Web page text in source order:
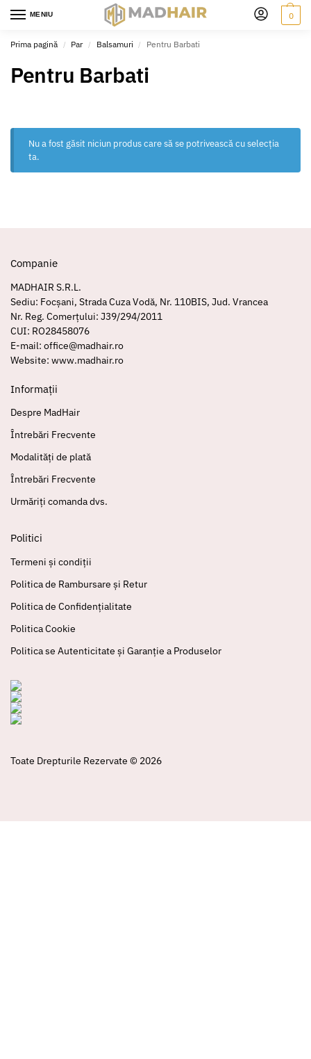
MENIU 0
Prima pagină / Par / Balsamuri / Pentru Barbati
Pentru Barbati
Nu a fost găsit niciun produs care să se potrivească cu selecția
ta.
Companie
MADHAIR S.R.L.
Sediu: Focșani, Strada Cuza Vodă, Nr. 110BIS, Jud. Vrancea
Nr. Reg. Comerțului: J39/294/2011
CUI: RO28458076
E-mail: office@madhair.ro
Website: www.madhair.ro
Informații
Despre MadHair
Întrebări Frecvente
Modalități de plată
Întrebări Frecvente
Urmăriți comanda dvs.
Politici
Termeni și condiții
Politica de Rambursare și Retur
Politica de Confidențialitate
Politica Cookie
Politica se Autenticitate și Garanție a Produselor
Toate Drepturile Rezervate © 2026